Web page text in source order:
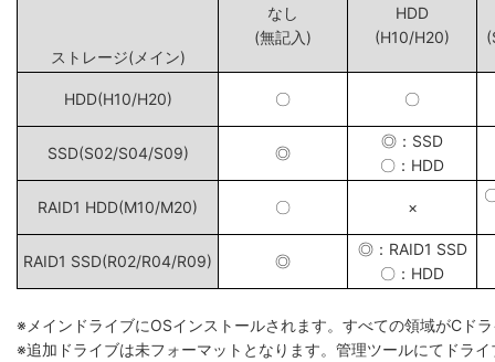
ストレージ(メイン)
なし
(無記入)
HDD
(H10/H20)
HDD(H10/H20) 〇 〇
SSD(S02/S04/S09) ◎
◎：SSD
〇：HDD
RAID1 HDD(M10/M20) 〇 ×
RAID1 SSD(R02/R04/R09) ◎
◎：RAID1 SSD
〇：HDD
※メインドライブにOSインストールされます。すべての領域がCド
※追加ドライブは未フォーマットとなります。管理ツールにてドラ